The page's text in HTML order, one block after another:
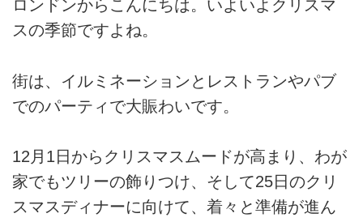
ロンドンからこんにちは。いよいよクリスマ
スの季節ですよね。
街は、イルミネーションとレストランやパブ
でのパーティで大賑わいです。
12月1日からクリスマスムードが高まり、わが
家でもツリーの飾りつけ、そして25日のクリ
スマスディナーに向けて、着々と準備が進ん